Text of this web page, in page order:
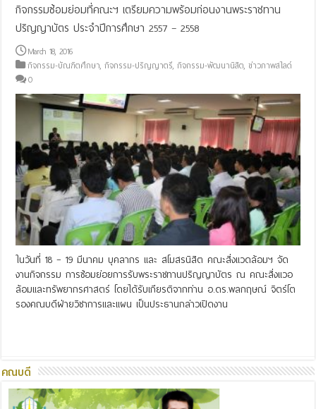
กิจกรรมซ้อมย่อมที่คณะฯ เตรียมความพร้อมก่อนงานพระราชทาน
ปริญญาบัตร ประจำปีการศึกษา 2557 – 2558
March 18, 2016
กิจกรรม-บัณฑิตศึกษา,กิจกรรม-ปริญญาตรี,กิจกรรม-พัฒนานิสิต,ข่าวภาพสไลด์
0
ในวันที่ 18 – 19 มีนาคม บุคลากร และ สโมสรนิสิต คณะสิ่งแวดล้อมฯ จัด
งานกิจกรรม การซ้อมย่อยการรับพระราชทานปริญญาบัตร ณ คณะสิ่งแวอ
ล้อมและทรัพยากรศาสตร์ โดยได้รับเกียรติจากท่าน อ.ดร.พลกฤษณ์ จิตร์โต
รองคณบดีฝ่ายวิชาการและแผน เป็นประธานกล่าวเปิดงาน
คณบดี